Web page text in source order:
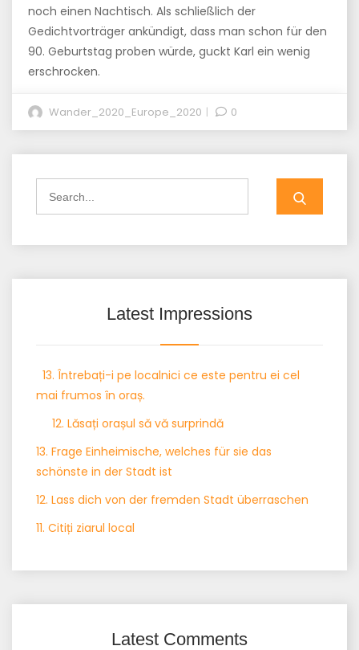
noch einen Nachtisch. Als schließlich der
Gedichtvorträger ankündigt, dass man schon für den
90. Geburtstag proben würde, guckt Karl ein wenig
erschrocken.
Wander_2020_Europe_2020 0
Latest Impressions
13. Întrebați-i pe localnici ce este pentru ei cel
mai frumos în oraș.
12. Lăsați orașul să vă surprindă
13. Frage Einheimische, welches für sie das
schönste in der Stadt ist
12. Lass dich von der fremden Stadt überraschen
11. Citiți ziarul local
Latest Comments